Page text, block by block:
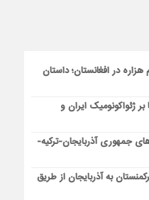
در افغانستان؛ داستان
ژئواکونومیک ایران و
جمهوری آذربایجان-ترکیه-
به آذربایجان از طریق